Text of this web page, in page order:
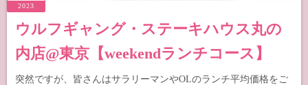
2023
ウルフギャング・ステーキハウス丸の
内店@東京【weekendランチコース】
突然ですが、皆さんはサラリーマンやOLのランチ平均価格をご